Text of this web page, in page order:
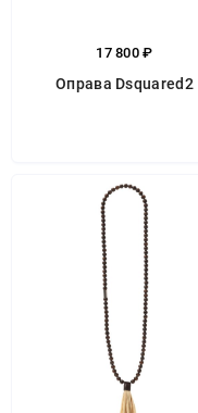
17 800 ₽
Оправа Dsquared2